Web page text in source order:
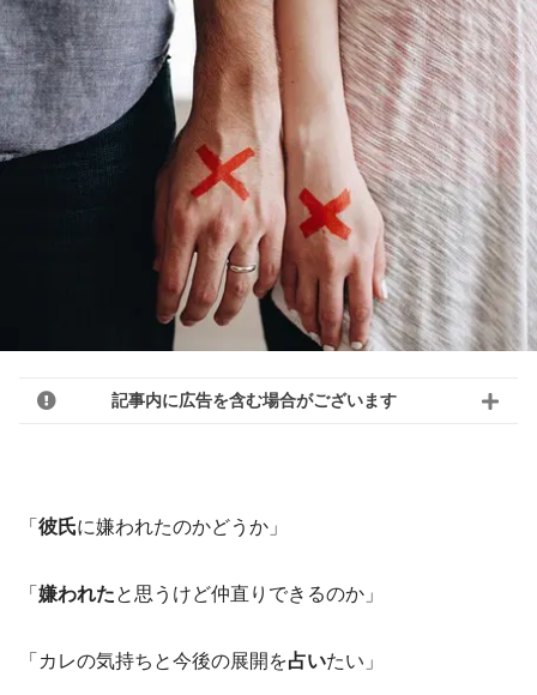
記事内に広告を含む場合がございます
「 彼氏に嫌われたのかどうか」
「嫌われたと思うけど仲直りできるのか」
「カレの気持ちと今後の展開を占いたい」